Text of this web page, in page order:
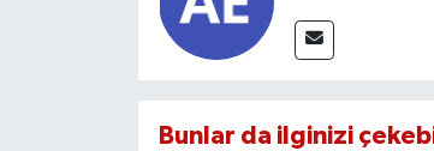
Bunlar da ilginizi